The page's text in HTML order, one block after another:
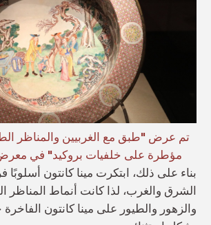
تم عرض "طبق مع الغربيين والمناظر
مؤطرة على خلفيات بروكيد" في معرض
بناء على ذلك، ابتكرت مينا كانتون أسلوبًا
الشرق والغرب، لذا كانت أنماط المناظر
والزهور والطيور على مينا كانتون